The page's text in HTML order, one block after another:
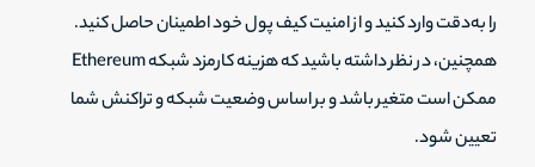
را به‌دقت وارد کنید و از امنیت کیف پول خود اطمینان حاصل کنید.
همچنین، در نظر داشته باشید که هزینه کارمزد شبکه Ethereum
ممکن است متغیر باشد و بر اساس وضعیت شبکه و تراکنش شما
تعیین شود.